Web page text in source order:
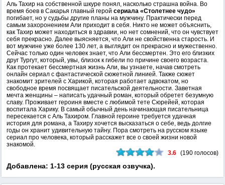
Аль Тахир на собственной шкуре понял, насколько страшна война. Во
время боев в Сакарья главный герой сериала «Столетнее чудо»
погибает, но у судьбы другие планы на мужчину. Практически перед
самым захоронением Али приходит в себя. Никто не может объяснить,
как Тахир может находиться в здравии, но нет сомнений, что он чувствует
себя прекрасно. Далее выясняется, что Али не свойственна старость. И
вот мужчине уже более 130 лет, а выглядит он прекрасно и мужественно.
Сейчас только один человек знает, что Али бессмертен. Это его близких
друг Тургут, который, увы, близок к гибели по причине своего возраста.
Как протекает бессмертная жизнь Али, вы узнаете, начав смотреть
онлайн сериал с фантастической сюжетной линией. Также сюжет
знакомит зрителей с Харикой, которая работает адвокатом, но
свободное время посвящает писательской деятельности. Заветная
мечта женщины – написать удачный роман, который обретет безумную
славу. Проживает героиня вместе с любимой тете Сюрейей, которая
воспитала Харику. В самый обычный день начинающая писательница
пересекается с Аль Тахиром. Главной героине требуется удачная
история для романа, а Тахиру хочется высказаться о себе, ведь долгие
годы он хранит удивительную тайну. Пора смотреть на русском языке
сериал про человека, который расскажет все о своей жизни новой
знакомой.
3.6 (190 голосов)
Добавлена: 1-13 серия (русская озвучка).